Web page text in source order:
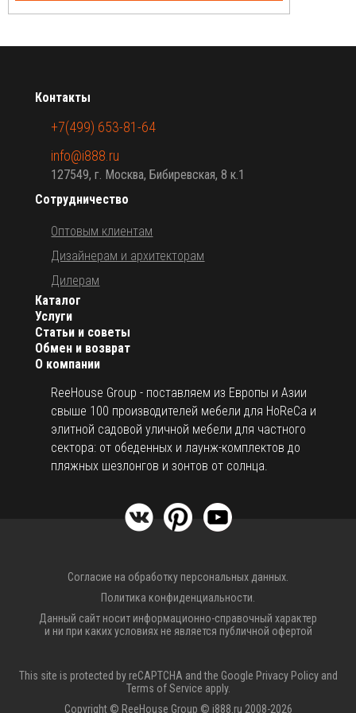
О компании
ReeHouse Group - поставляем из Европы и Азии
свыше 100 производителей мебели для HoReCa и
элитной садовой уличной мебели для частного
сектора: от обеденных и лаунж-комплектов до
пляжных шезлонгов и зонтов от солнца.
Каталог
Услуги
Статьи и советы
Обмен и возврат
Сотрудничество
Оптовым клиентам
Дизайнерам и архитекторам
Дилерам
Контакты
+7(499) 653-81-64
info@i888.ru
127549, г. Москва, Бибиревская, 8 к.1
Согласие на обработку персональных данных.
Политика конфиденциальности.
Данный сайт носит информационно-справочный характер
и ни при каких условиях не является публичной офертой
This site is protected by reCAPTCHA and the Google Privacy Policyand
Terms of Service apply.
Copyright © ReeHouse Group © i888.ru 2008-2026